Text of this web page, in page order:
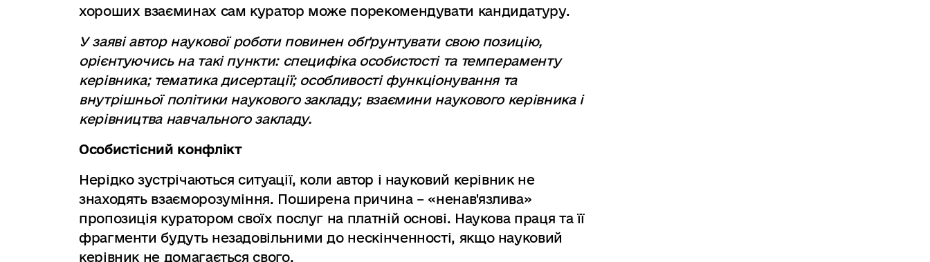
хороших взаєминах сам куратор може порекомендувати кандидатуру.
У заяві автор наукової роботи повинен обґрунтувати свою позицію,
орієнтуючись на такі пункти: специфіка особистості та темпераменту
керівника; тематика дисертації; особливості функціонування та
внутрішньої політики наукового закладу; взаємини наукового керівника і
керівництва навчального закладу.
Особистісний конфлікт
Нерідко зустрічаються ситуації, коли автор і науковий керівник не
знаходять взаєморозуміння. Поширена причина – «ненав'язлива»
пропозиція куратором своїх послуг на платній основі. Наукова праця та її
фрагменти будуть незадовільними до нескінченності, якщо науковий
керівник не домагається свого.